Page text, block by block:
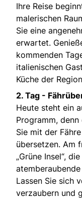
Ihre Reise
malerischen
Sie eine
erwartet.
kommenden
italienischen
Küche der
2. Tag -
Heute steht ein
Programm,
Sie mit der
übersetzen. Am
„Grüne Insel“,
Lassen Sie sich
verzaubern und